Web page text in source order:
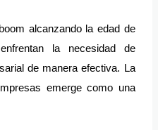
alcanzando la edad de
la necesidad de
de manera efectiva. La
emerge como una